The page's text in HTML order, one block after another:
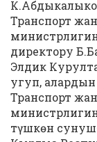
Транспорт
директору
Элдик
угуп,
Транспорт
түшкөн